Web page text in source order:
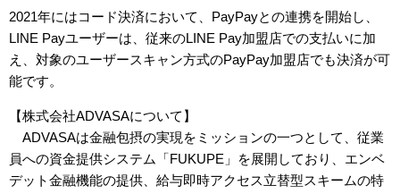
2021年にはコード決済において、PayPayとの連携を開始し、
LINE Payユーザーは、従来のLINE Pay加盟店での支払いに加
え、対象のユーザースキャン方式のPayPay加盟店でも決済が可
能です。
【株式会社ADVASAについて】
ADVASAは金融包摂の実現をミッションの一つとして、従業
員への資金提供システム「FUKUPE」を展開しており、エンベ
デット金融機能の提供、給与即時アクセス立替型スキームの特